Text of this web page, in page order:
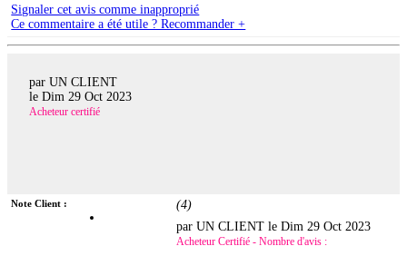
Signaler cet avis comme inapproprié
Ce commentaire a été utile ? Recommander +
par UN CLIENT
le Dim 29 Oct 2023
Acheteur certifié
Note Client : (4)
par UN CLIENT leDim 29 Oct 2023
Acheteur Certifié - Nombre d'avis :